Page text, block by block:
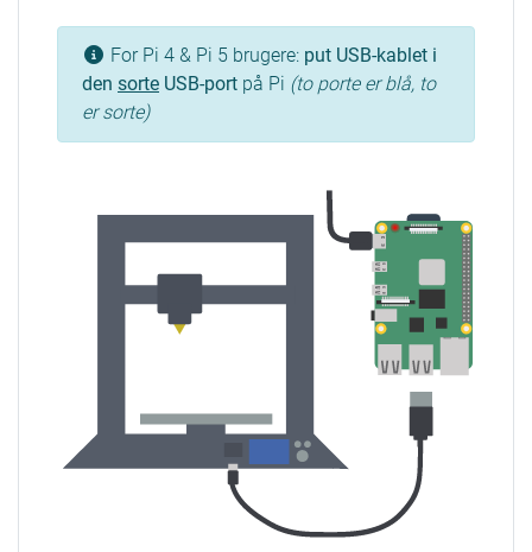
For Pi 4 & Pi 5 brugere: put USB-kablet i
den sorte USB-port på Pi (to porte er blå, to
er sorte)